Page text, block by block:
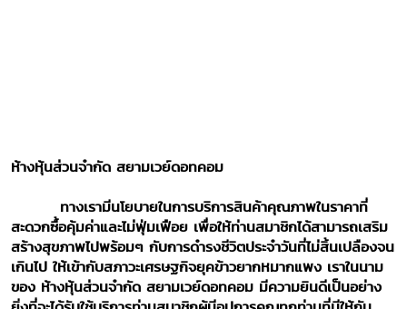
ห้างหุ้นส่วนจำกัด สยามเวย์ดอทคอม
ทางเรามีนโยบายในการบริการสินค้าคุณภาพในราคาที่
สะดวกซื้อคุ้มค่าและไม่ฟุ่มเฟือย เพื่อให้ท่านสมาชิกได้สามารถเสริม
สร้างสุขภาพไปพร้อมๆ กับการดำรงชีวิตประจำวันที่ไม่สิ้นเปลืองจน
เกินไป ให้เข้ากับสภาวะเศรษฐกิจยุคข้าวยากหมากแพง เราในนาม
ของ ห้างหุ้นส่วนจำกัด สยามเวย์ดอทคอม มีความยินดีเป็นอย่าง